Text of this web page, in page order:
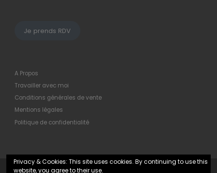
Je prends RDV
A Propos
Travailler avec moi
Conditions générales de vente
Mentions légales
Politique de confidentialité
Privacy & Cookies: This site uses cookies. By continuing to use this
website, you agree to their use.